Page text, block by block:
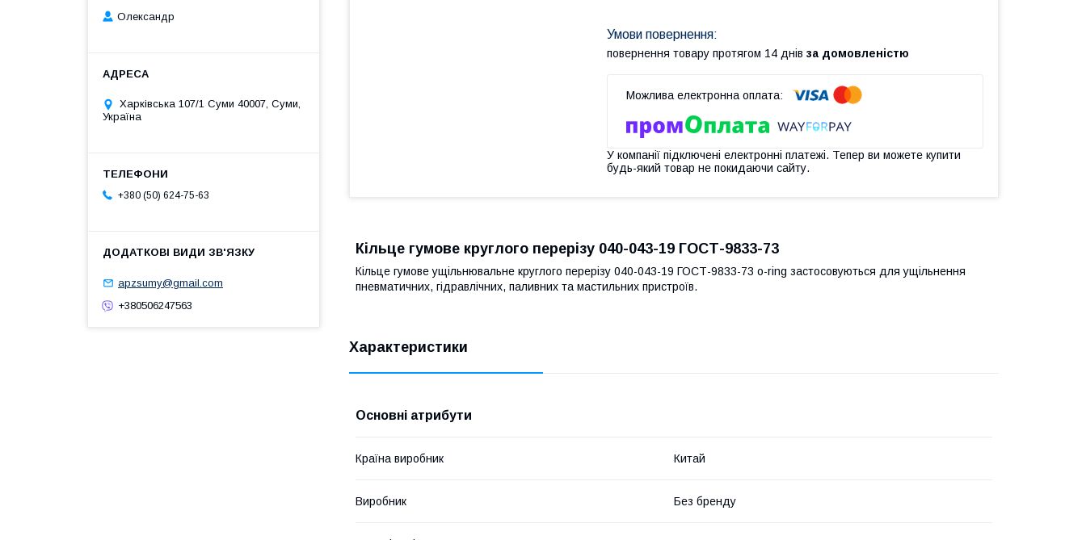
повернення товару протягом 14 днів за домовленістю
У компанії підключені електронні платежі. Тепер ви можете купити
будь-який товар не покидаючи сайту.
Кільце гумове круглого перерізу 040-043-19 ГОСТ-9833-73
Кільце гумове ущільнювальне круглого перерізу 040-043-19 ГОСТ-9833-73 o-ring застосовуються для ущільнення
пневматичних, гідравлічних, паливних та мастильних пристроїв.
Характеристики
Основні атрибути
Країна виробник Китай
Виробник Без бренду
Олександр
Харківська 107/1 Суми 40007, Суми,
Україна
+380 (50) 624-75-63
apzsumy@gmail.com
+380506247563